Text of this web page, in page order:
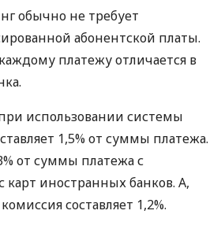
обычно не требует
абонентской платы.
платежу отличается в
использовании системы
1,5% от суммы платежа.
от суммы платежа с
карт иностранных банков. А,
составляет 1,2%.